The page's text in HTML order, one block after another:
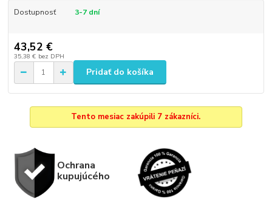
Dostupnosť 3-7 dní
43,52 €
35,38 € bez DPH
Pridať do košíka
Tento mesiac zakúpili 7 zákazníci.
Ochrana
kupujúcého